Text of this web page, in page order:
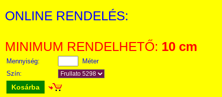
ONLINE RENDELÉS:
MINIMUM RENDELHETŐ: 10 cm
Mennyiség:
Méter
Szín:
Kosárba